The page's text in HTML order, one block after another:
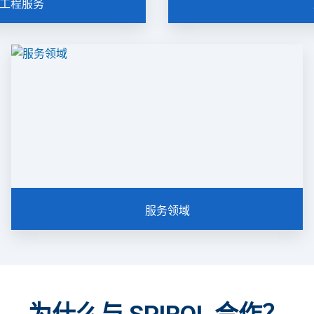
程服务
应用要求，并与您的设计团
荐理想解决方案。
服务领域